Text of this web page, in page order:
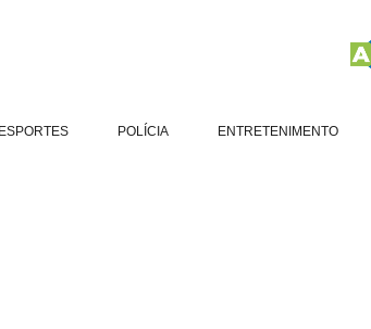
ESPORTES POLÍCIA ENTRETENIMENTO